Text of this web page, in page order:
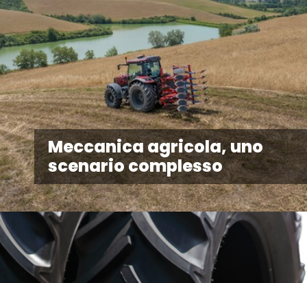
Meccanica agricola, uno
scenario complesso